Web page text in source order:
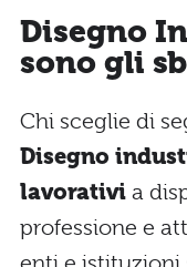
Disegno
sono gli
Chi sceglie di
Disegno
lavorativi a
professione e